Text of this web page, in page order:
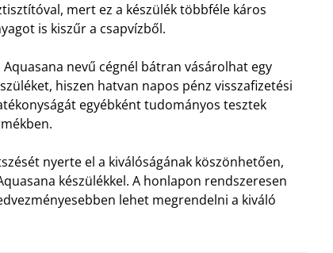
mert ez a készülék többféle káros
is kiszűr a csapvízből.
Aquasana nevű cégnél bátran vásárolhat egy
hiszen hatvan napos pénz visszafizetési
egyébként tudományos tesztek
nyerte el a kiválóságának köszönhetően,
készülékkel. A honlapon rendszeresen
lehet megrendelni a kiváló